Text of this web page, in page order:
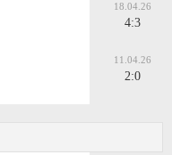
18.04.26
4:3
11.04.26
2:0